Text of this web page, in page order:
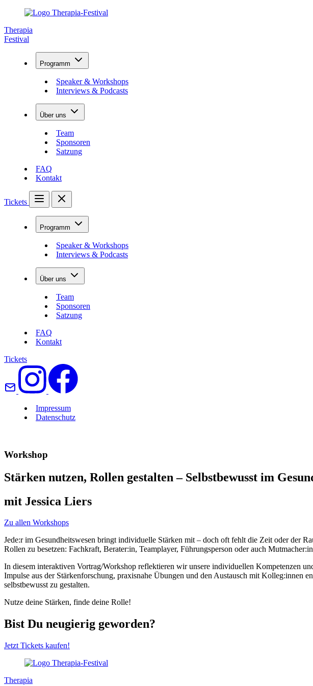
Therapia
Festival
Programm
Speaker & Workshops
Interviews & Podcasts
Über uns
Team
Sponsoren
Satzung
FAQ
Kontakt
Tickets
Programm
Speaker & Workshops
Interviews & Podcasts
Über uns
Team
Sponsoren
Satzung
FAQ
Kontakt
Tickets
Impressum
Datenschutz
Workshop
Stärken nutzen, Rollen gestalten – Selbstbewusst im
mit Jessica Liers
Zu allen Workshops
Jede:r im Gesundheitswesen bringt individuelle Stärken mit – doch oft fehlt die Zeit oder der
Rollen zu besetzen: Fachkraft, Berater:in, Teamplayer, Führungsperson oder auch
In diesem interaktiven Vortrag/Workshop reflektieren wir unsere individuellen Kompetenzen
Impulse aus der Stärkenforschung, praxisnahe Übungen und den Austausch mit Kolleg:innen
selbstbewusst zu gestalten.
Nutze deine Stärken, finde deine Rolle!
Bist Du neugierig geworden?
Jetzt Tickets kaufen!
Therapia